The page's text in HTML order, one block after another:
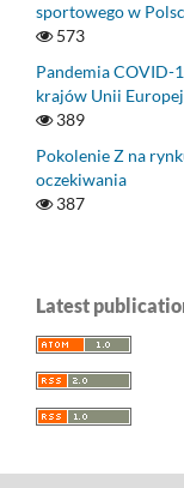
sportowego w
573
Pandemia COVID-
krajów Unii
389
Pokolenie Z na
oczekiwania
387
Latest